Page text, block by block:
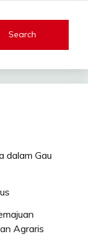
Search
dalam Gau
Agraris